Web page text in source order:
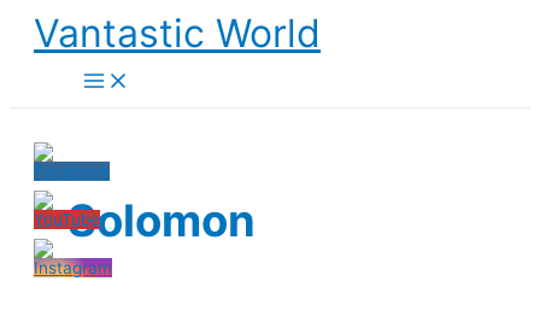
Skip
content
Vantastic World
Solomon